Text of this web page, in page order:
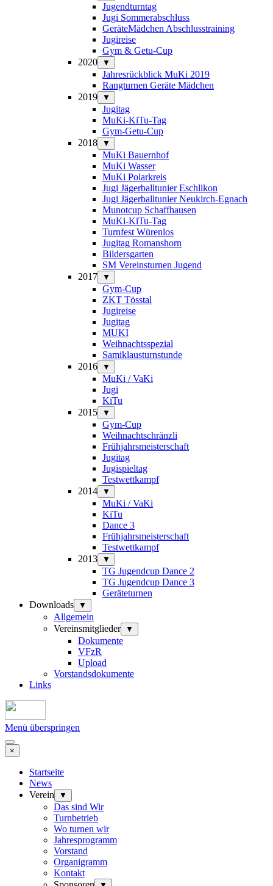
Jugendturntag
Jugi Sommerabschluss
GeräteMädchen Abschlusstraining
Jugireise
Gym & Getu-Cup
2020
▼
Jahresrückblick MuKi 2019
Rangturnen Geräte Mädchen
2019
▼
Jugitag
MuKi-KiTu-Tag
Gym-Getu-Cup
2018
▼
MuKi Bauernhof
MuKi Wasser
MuKi Polarkreis
Jugi Jägerballtunier Eschlikon
Jugi Jägerballtunier Neukirch-Egnach
Munotcup Schaffhausen
MuKi-KiTu-Tag
Turnfest Würenlos
Jugitag Romanshorn
Bildersgarten
SM Vereinsturnen Jugend
2017
▼
Gym-Cup
ZKT Tösstal
Jugireise
Jugitag
MUKI
Weihnachtsspezial
Samiklausturnstunde
2016
▼
MuKi / VaKi
Jugi
KiTu
2015
▼
Gym-Cup
Weihnachtschränzli
Frühjahrsmeisterschaft
Jugitag
Jugispieltag
Testwettkampf
2014
▼
MuKi / VaKi
KiTu
Dance 3
Frühjahrsmeisterschaft
Testwettkampf
2013
▼
TG Jugendcup Dance 2
TG Jugendcup Dance 3
Geräteturnen
Downloads
▼
Allgemein
Vereinsmitglieder
▼
Dokumente
VFzR
Upload
Vorstandsdokumente
Links
Menü überspringen
×
Startseite
News
Verein
▼
Das sind Wir
Turnbetrieb
Wo turnen wir
Jahresprogramm
Vorstand
Organigramm
Kontakt